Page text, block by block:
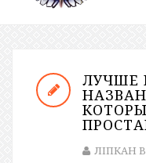
ЛУЧШЕ
ЛІПКАН